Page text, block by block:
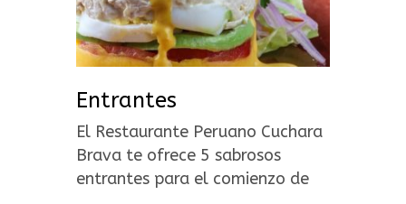
Entrantes
El Restaurante Peruano Cuchara
Brava te ofrece 5 sabrosos
entrantes para el comienzo de